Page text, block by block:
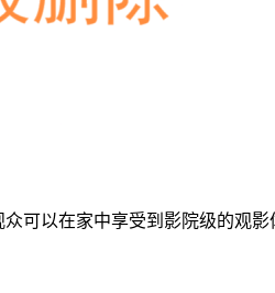
可以在家中享受到影院级的观